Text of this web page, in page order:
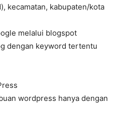
kecamatan, kabupaten/kota
melalui blogspot
dengan keyword tertentu
wordpress hanya dengan